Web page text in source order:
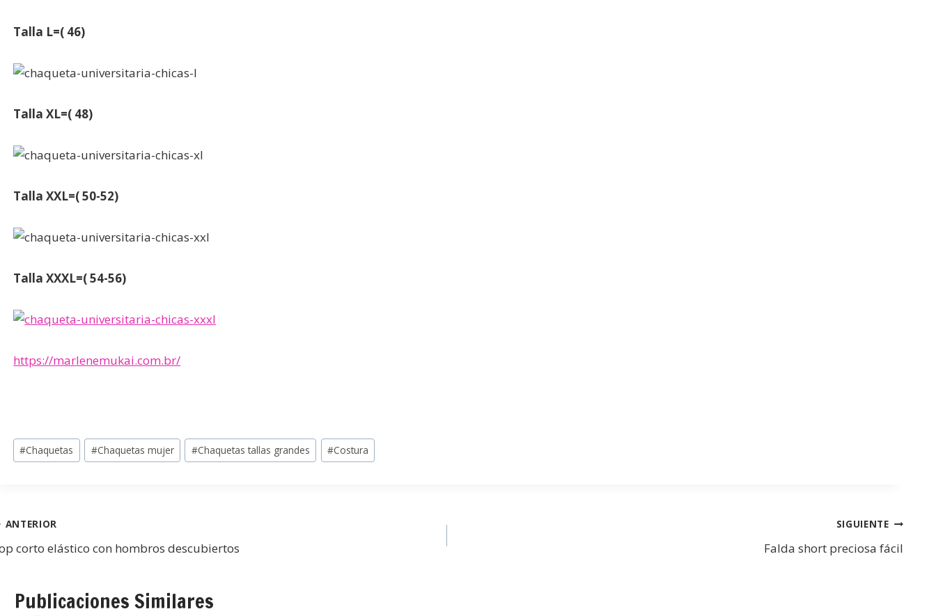
Talla L=( 46)
Talla XL=( 48)
Talla XXL=( 50-52)
Talla XXXL=( 54-56)
https://marlenemukai.com.br/
#Chaquetas #Chaquetas mujer #Chaquetas tallas grandes #Costura
ANTERIOR
corto elástico con hombros descubiertos
SIGUIENTE
Falda short preciosa fácil
Publicaciones Similares